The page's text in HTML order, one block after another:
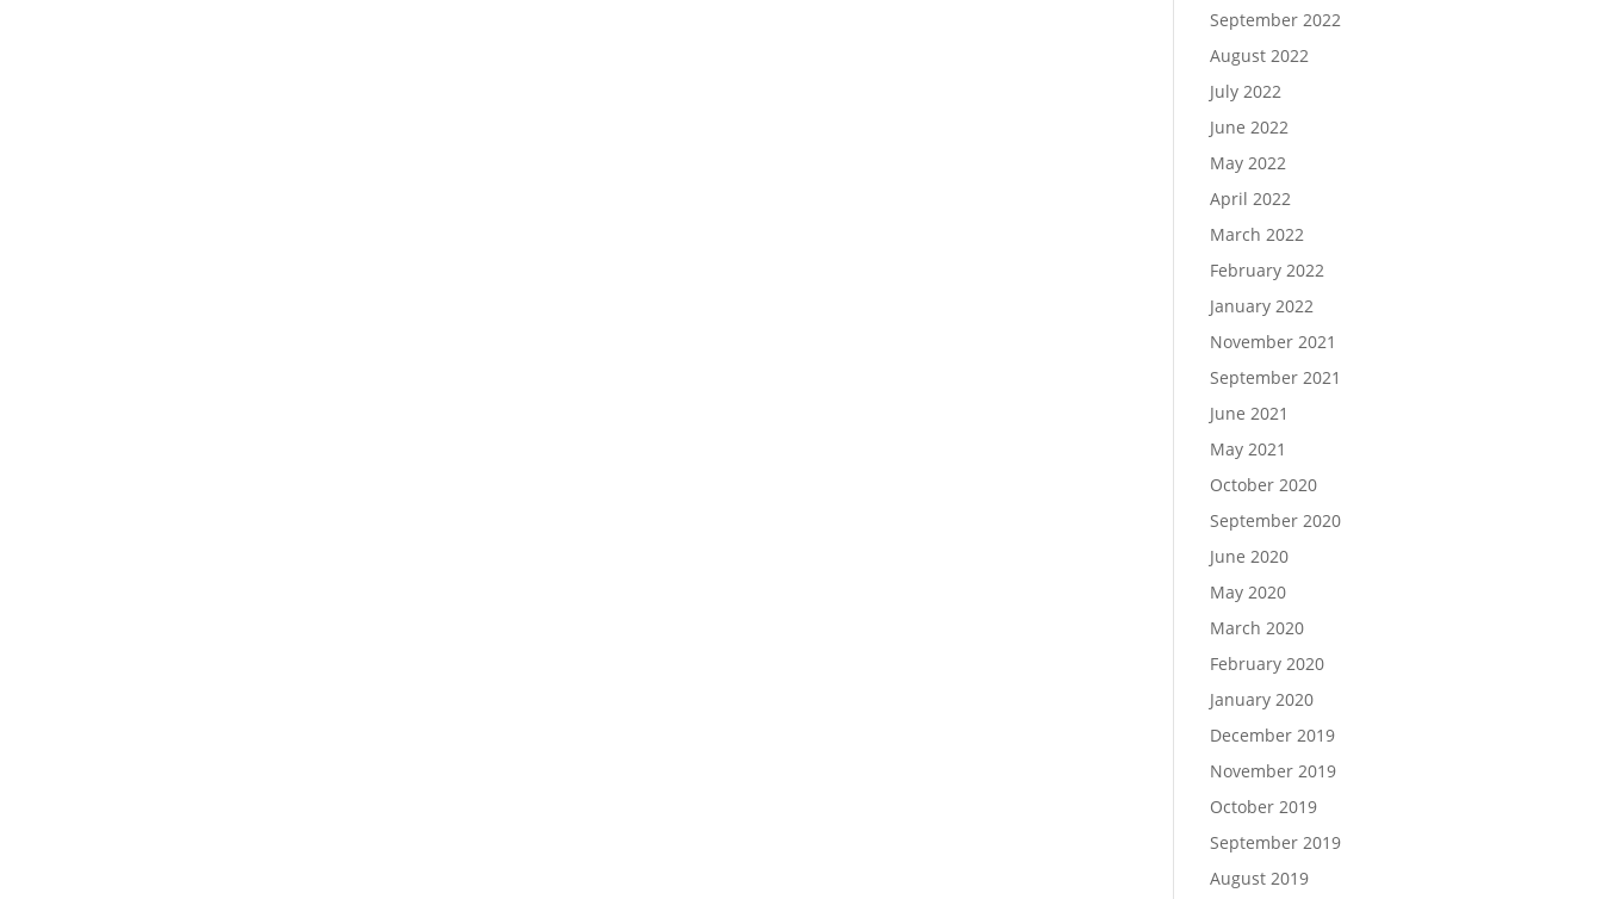
September 2022
August 2022
July 2022
June 2022
May 2022
April 2022
March 2022
February 2022
January 2022
November 2021
September 2021
June 2021
May 2021
October 2020
September 2020
June 2020
May 2020
March 2020
February 2020
January 2020
December 2019
November 2019
October 2019
September 2019
August 2019